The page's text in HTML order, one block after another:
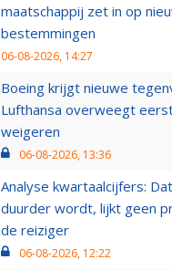
maatschappij zet in op
bestemmingen
06-08-2026, 14:27
Boeing krijgt nieuwe
Lufthansa overweegt
weigeren
06-08-2026, 13:36
Analyse kwartaalcijfers:
duurder wordt, lijkt geen
de reiziger
06-08-2026, 12:22